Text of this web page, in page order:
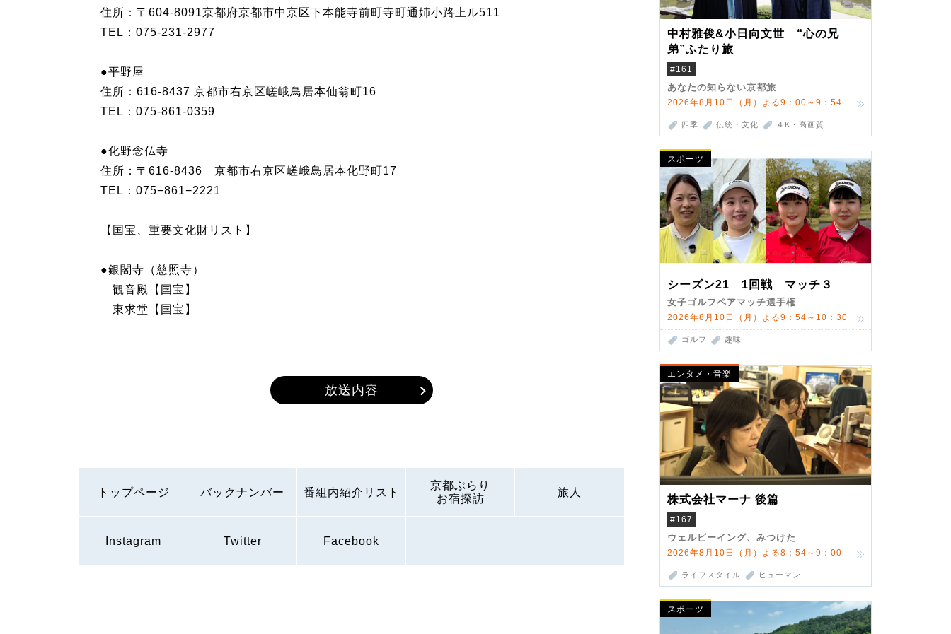
中村雅俊&小日向文世 “心の兄
弟”ふたり旅
#161
あなたの知らない京都旅
2026年8月10日（月）よる9：00～9：54
四季 伝統・文化 ４K・高画質
スポーツ
シーズン21 1回戦 マッチ３
女子ゴルフペアマッチ選手権
2026年8月10日（月）よる9：54～10：30
ゴルフ 趣味
エンタメ・音楽
株式会社マーナ 後篇
#167
ウェルビーイング、みつけた
2026年8月10日（月）よる8：54～9：00
ライフスタイル ヒューマン
スポーツ
住所：〒604-8091京都府京都市中京区下本能寺前町寺町通姉小路上ル511
TEL：075-231-2977
●平野屋
住所：616-8437 京都市右京区嵯峨鳥居本仙翁町16
TEL：075-861-0359
●化野念仏寺
住所：〒616-8436 京都市右京区嵯峨鳥居本化野町17
TEL：075−861−2221
【国宝、重要文化財リスト】
●銀閣寺（慈照寺）
観音殿【国宝】
東求堂【国宝】
放送内容
トップページ バックナンバー 番組内紹介リスト
京都ぶらり
お宿探訪
旅人
Instagram Twitter Facebook